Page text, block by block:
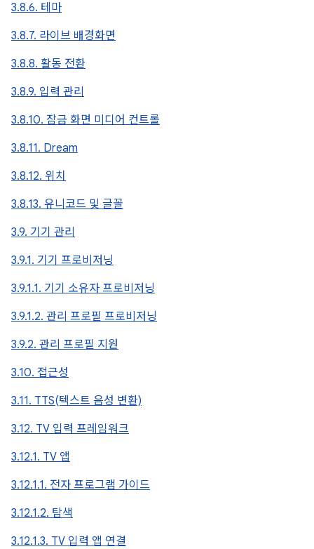
3.8.6. 테마
3.8.7. 라이브 배경화면
3.8.8. 활동 전환
3.8.9. 입력 관리
3.8.10. 잠금 화면 미디어 컨트롤
3.8.11. Dream
3.8.12. 위치
3.8.13. 유니코드 및 글꼴
3.9. 기기 관리
3.9.1. 기기 프로비저닝
3.9.1.1. 기기 소유자 프로비저닝
3.9.1.2. 관리 프로필 프로비저닝
3.9.2. 관리 프로필 지원
3.10. 접근성
3.11. TTS(텍스트 음성 변환)
3.12. TV 입력 프레임워크
3.12.1. TV 앱
3.12.1.1. 전자 프로그램 가이드
3.12.1.2. 탐색
3.12.1.3. TV 입력 앱 연결